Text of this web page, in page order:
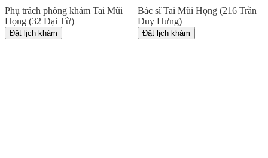
Phụ trách phòng khám Tai Mũi
Họng (32 Đại Từ)
Đặt lịch khám
Bác sĩ Tai Mũi Họng (216 Trần
Duy Hưng)
Đặt lịch khám